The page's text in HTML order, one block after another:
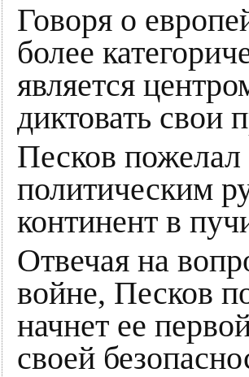
Говоря о
более
является
диктовать свои
Песков
политическим
континент в
Отвечая на
войне, Песков
начнет ее
своей